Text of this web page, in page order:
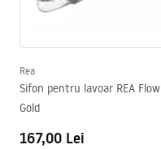
Rea
Sifon pentru lavoar REA Flow
Gold
167,00 Lei